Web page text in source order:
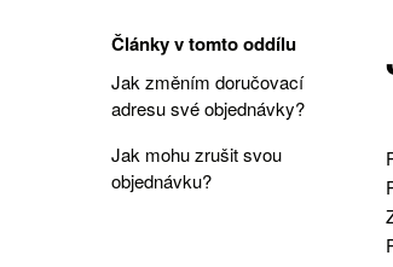
Články v tomto oddílu
Jak změním doručovací
adresu své objednávky?
Jak mohu zrušit svou
objednávku?